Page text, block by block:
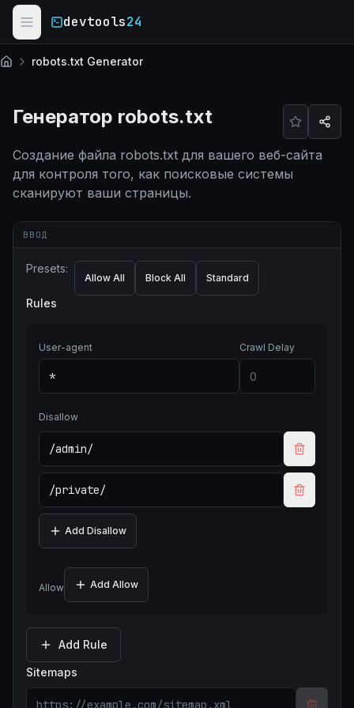
Skip to main content
devtools24
Главнаяrobots.txt Generator
Генератор robots.txt
Создание файла robots.txt для вашего веб-сайта
для контроля того, как поисковые системы
сканируют ваши страницы.
ВВОД
Presets:
Allow All Block All Standard
Rules
User-agent Crawl Delay
Disallow
Add Disallow
Allow Add Allow
Add Rule
Sitemaps